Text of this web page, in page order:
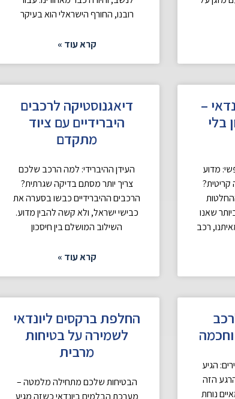
רובנו, החורף הישראלי הוא בעיקר
קרא עוד »
–
בלי
מדוע
שאנו
רכב
דיאגנוסטיקה לרכבים
היברידיים עם ציוד
מתקדם
העידן ההיברידי: למה הרכב שלכם
צריך יותר מסתם בדיקה שגרתית?
הרכבים ההיברידיים כבשו בסערה את
כבישי ישראל, ולא קשה להבין מדוע.
השילוב המושלם בין חיסכון
קרא עוד »
הגיע
הזה
נוחת
החלפת ברקסים ליונדאי
לשמירה על בטיחות
מרבית
הבטיחות שלכם מתחילה מלמטה –
מערכת הבלמים ביונדאי כשזה מגיע